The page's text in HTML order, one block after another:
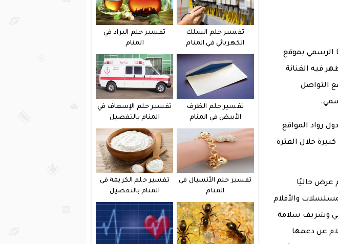
الرسمي بموقع
فيه الفنانة
التواصل
رواد المواقع
خلال الفترة
عرض حاليًا
والأفلام
وشريف سلامة
عن دعمها
تفسير حلم السلك
الكهربائي في المنام
تفسير حلم البراد في
المنام
تفسير حلم الظرف
الأبيض في المنام
تفسير حلم الإسعاف في
المنام بالتفصيل
تفسير حلم الأنسيال في
المنام
تفسير حلم الكريمة في
المنام بالتفصيل